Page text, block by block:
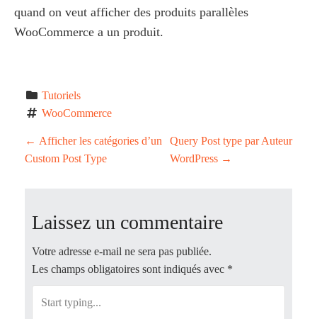
quand on veut afficher des produits parallèles
WooCommerce a un produit.
Tutoriels
WooCommerce
P
n
← Afficher les catégories d’un
Custom Post Type
Query Post type par Auteur
WordPress →
Laissez un commentaire
Votre adresse e-mail ne sera pas publiée.
Les champs obligatoires sont indiqués avec *